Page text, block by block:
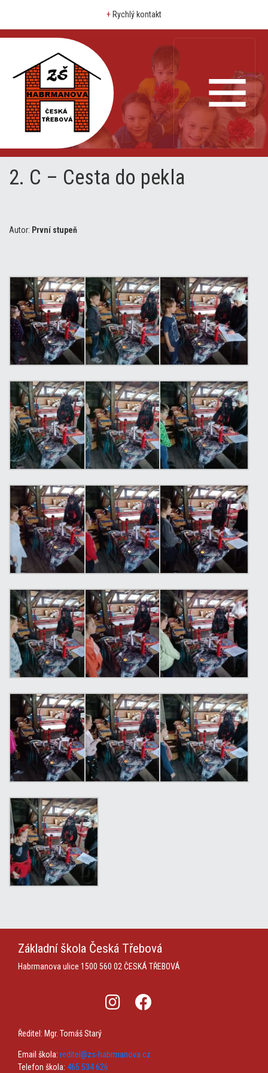
+ Rychlý kontakt
2. C – Cesta do pekla
Autor: První stupeň
Základní škola Česká Třebová
Habrmanova ulice 1500 560 02 ČESKÁ TŘEBOVÁ
Ředitel: Mgr. Tomáš Starý
Email škola: reditel@zs-habrmanova.cz
Telefon škola: 465 534 626